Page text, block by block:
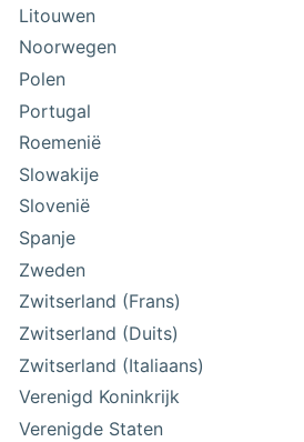
Litouwen
Noorwegen
Polen
Portugal
Roemenië
Slowakije
Slovenië
Spanje
Zweden
Zwitserland (Frans)
Zwitserland (Duits)
Zwitserland (Italiaans)
Verenigd Koninkrijk
Verenigde Staten